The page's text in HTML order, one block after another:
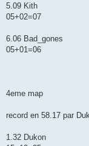
5.09 Kith
05+02=07
6.06 Bad_gones
05+01=06
4eme map
record en 58.17 par
1.32 Dukon